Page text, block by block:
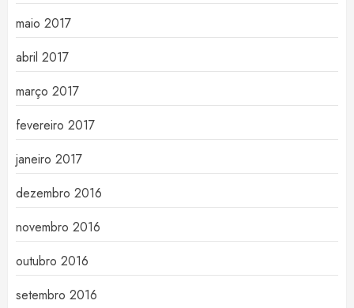
maio 2017
abril 2017
março 2017
fevereiro 2017
janeiro 2017
dezembro 2016
novembro 2016
outubro 2016
setembro 2016